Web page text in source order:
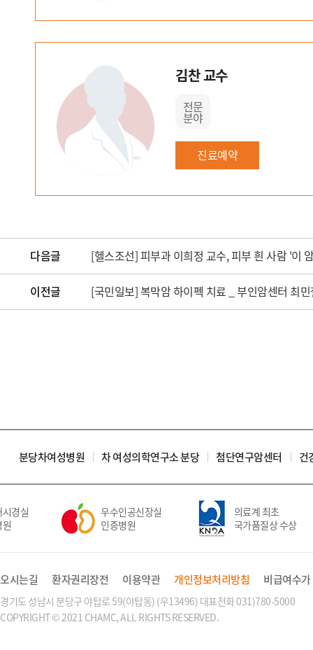
김찬 교수
전문
분야
진료예약
다음글 [헬스조선] 피부과 이희정 교수, 피부 흰 사람 '이
이전글 [국민일보] 복막암 하이펙 치료 _ 부인암센터 최
분당차여성병원 차 여성의학연구소 분당 첨단연구암센터 건
실
우수인공신장실
인증병원
의료계 최초
국가품질상 수상
오시는길 환자권리장전 이용약관 개인정보처리방침 비급여수가
경기도 성남시 분당구 야탑로 59(야탑동) (우13496) 대표전화 031)780-5000
COPYRIGHT © 2021 CHAMC, ALL RIGHTS RESERVED.